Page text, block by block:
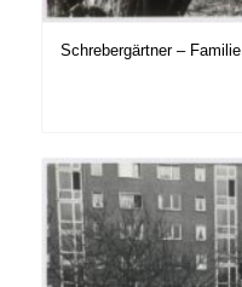
Schrebergärtner –